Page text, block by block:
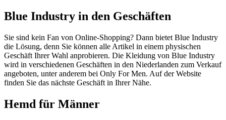
Blue Industry in den Geschäften
Sie sind kein Fan von Online-Shopping? Dann bietet Blue Industry
die Lösung, denn Sie können alle Artikel in einem physischen
Geschäft Ihrer Wahl anprobieren. Die Kleidung von Blue Industry
wird in verschiedenen Geschäften in den Niederlanden zum Verkauf
angeboten, unter anderem bei Only For Men. Auf der Website
finden Sie das nächste Geschäft in Ihrer Nähe.
Hemd für Männer